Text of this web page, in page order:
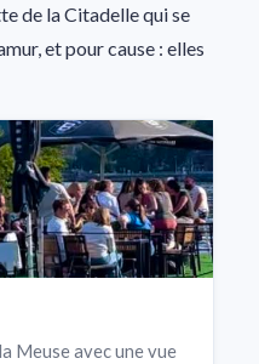
de la Citadelle qui se
et pour cause : elles
Meuse avec une vue